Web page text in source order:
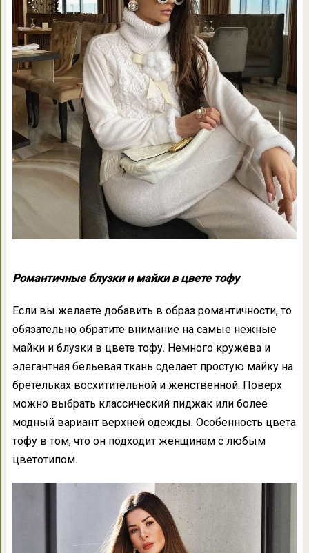
Романтичные блузки и майки в цвете тофу
Если вы желаете добавить в образ романтичности, то
обязательно обратите внимание на самые нежные
майки и блузки в цвете тофу. Немного кружева и
элегантная бельевая ткань сделает простую майку на
бретельках восхитительной и женственной. Поверх
можно выбрать классический пиджак или более
модный вариант верхней одежды. Особенность цвета
тофу в том, что он подходит женщинам с любым
цветотипом.